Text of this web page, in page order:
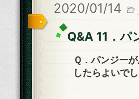
2020/01/14
Q&A 11．パ
Ｑ．パンジー
したらよいで